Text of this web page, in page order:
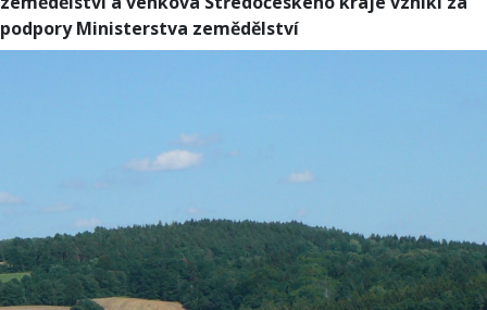
podpory Ministerstva zemědělství